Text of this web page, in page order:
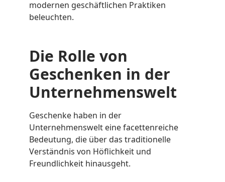
modernen geschäftlichen Praktiken
beleuchten.
Die Rolle von
Geschenken in der
Unternehmenswelt
Geschenke haben in der
Unternehmenswelt eine facettenreiche
Bedeutung, die über das traditionelle
Verständnis von Höflichkeit und
Freundlichkeit hinausgeht.